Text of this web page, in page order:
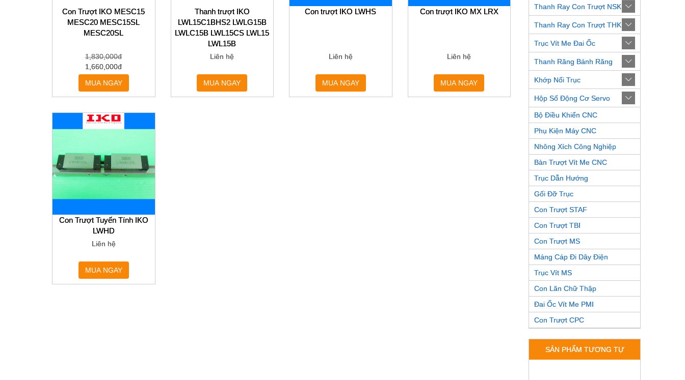
THIẾT BỊ TỰ ĐỘNG HÓA
Con Trượt IKO MESC15
MESC20 MESC15SL
MESC20SL
1,830,000đ
1,660,000đ
MUA NGAY
Thanh trượt IKO
LWL15C1BHS2 LWLG15B
LWLC15B LWL15CS LWL15
LWL15B
Liên hệ
MUA NGAY
Con trượt IKO LWHS
Liên hệ
MUA NGAY
Con trượt IKO MX LRX
Liên hệ
MUA NGAY
Con Trượt Tuyến Tính IKO
LWHD
Liên hệ
MUA NGAY
Thanh Ray Con Trượt NSK
Thanh Ray Con Trượt THK
Trục Vít Me Đai Ốc
Thanh Răng Bánh Răng
Khớp Nối Trục
Hộp Số Động Cơ Servo
Bộ Điều Khiển CNC
Phụ Kiện Máy CNC
Nhông Xích Công Nghiệp
Bàn Trượt Vít Me CNC
Trục Dẫn Hướng
Gối Đỡ Trục
Con Trượt STAF
Con Trượt TBI
Con Trượt MS
Máng Cáp Đi Dây Điện
Trục Vít MS
Con Lăn Chữ Thập
Đai Ốc Vít Me PMI
Con Trượt CPC
SẢN PHẨM TƯƠNG TỰ